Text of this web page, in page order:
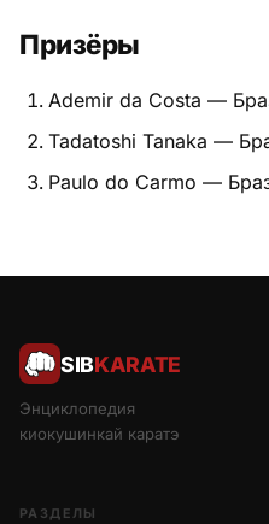
История и философия
Мастера киокушинкай
Питание
Терминология
Техника и ката
Призёры
Ademir da Costa —
Tadatoshi Tanaka —
Paulo do Carmo —
SIBKARATE
Энциклопедия
киокушинкай каратэ
РАЗДЕЛЫ